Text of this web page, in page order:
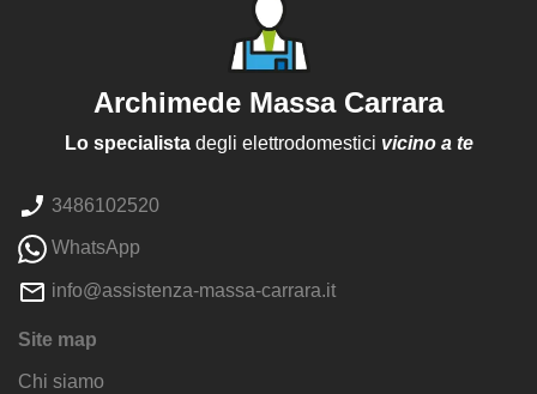
Archimede Massa Carrara
Lo specialistadegli elettrodomestici vicino a te
3486102520
WhatsApp
info@assistenza-massa-carrara.it
Site map
Chi siamo